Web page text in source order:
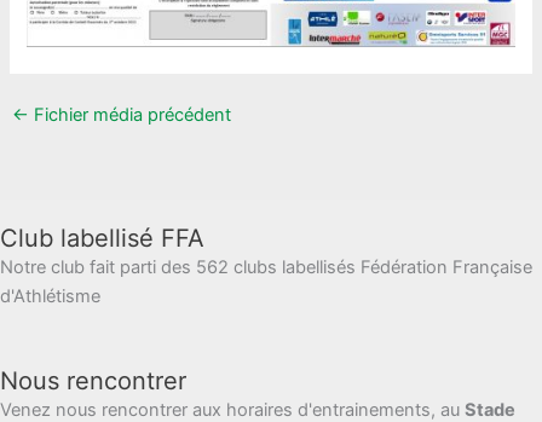
← Fichier média précédent
Club labellisé FFA
Notre club fait parti des 562 clubs labellisés Fédération Française
d'Athlétisme
Nous rencontrer
Venez nous rencontrer aux horaires d'entrainements, au Stade